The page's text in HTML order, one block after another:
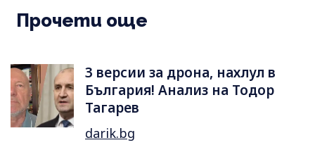
Прочети още
3 версии за дрона, нахлул в
България! Анализ на Тодор
Тагарев
darik.bg